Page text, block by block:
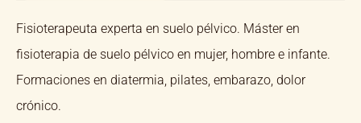
Fisioterapeuta experta en suelo pélvico. Máster en
fisioterapia de suelo pélvico en mujer, hombre e infante.
Formaciones en diatermia, pilates, embarazo, dolor
crónico.